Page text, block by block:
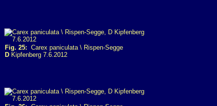
Fig. 25: Carex paniculata \ Rispen-Segge
D Kipfenberg 7.6.2012